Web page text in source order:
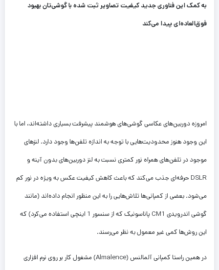
به کمک این فناوری جدید کیفیت تصاویر ثبت شده با گوشی‌تان بهبود
فوق‌العاده‌ای پیدا می‌کند
امروزه دوربین‌های عکاسی گوشی‌های هوشمند پیشرفت بسیاری داشته‌اند، اما با
این وجود هنوز محدودیت‌هایی با توجه به اندازه تلفن‌ها وجود دارد. لنزهای
موجود در تلفن‌های همراه نور کمتری نسبت به لنز دوربین‌های بدون آینه و
DSLR حرفه‌ای جذب می‌کند که باعث کاهش کیفیت عکس به ویژه در نور کم
می‌شود. بعضی از کمپانی‌ها تلاش‌هایی را به این منظور انجام داده‌اند (مانند
گوشی اندرویدی CM1 پاناسونیک که از سنسور 1 اینچی استفاده می‌
کرد) که
این روش‌ها کمی غیر معمول به نظر می‌رسند.
در همین راستا کمپانی آلمالنس (Almalence) مشغول کار بر روی نرم افزاری